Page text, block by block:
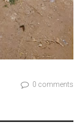
0 comments